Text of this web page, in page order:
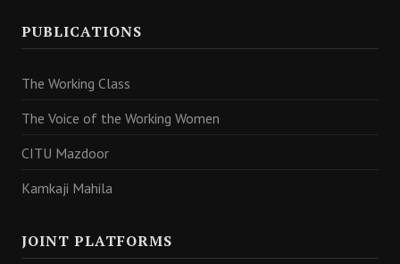
PUBLICATIONS
The Working Class
The Voice of the Working Women
CITU Mazdoor
Kamkaji Mahila
JOINT PLATFORMS